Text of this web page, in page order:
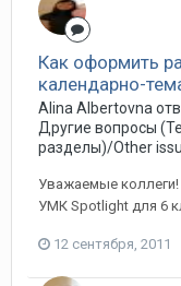
Как оформить
календарно-
Alina Albertovna
Другие вопросы
разделы)/Other
Уважаемые
УМК Spotlight для 6
12 сентября, 2011